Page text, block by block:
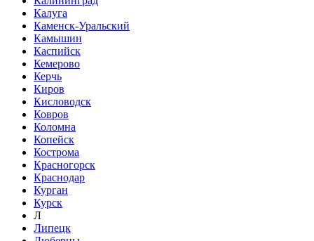
Калуга
Каменск-Уральский
Камышин
Каспийск
Кемерово
Керчь
Киров
Кисловодск
Ковров
Коломна
Копейск
Кострома
Красногорск
Краснодар
Курган
Курск
Л
Липецк